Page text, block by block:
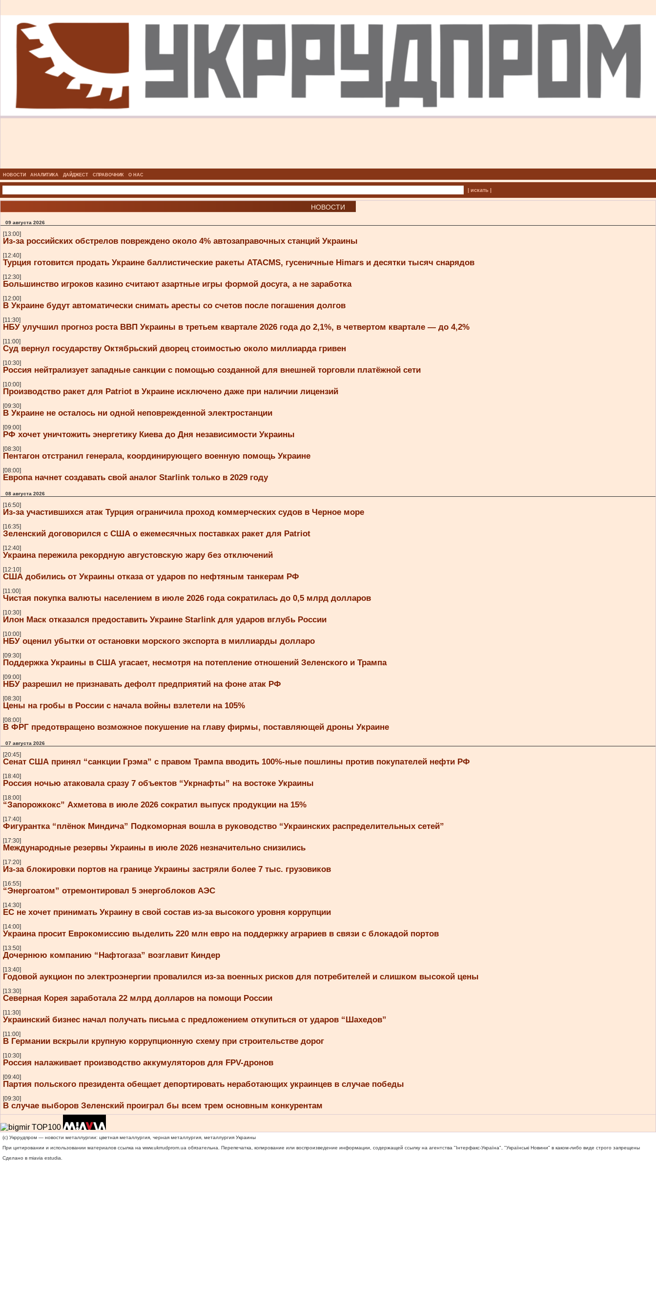
НОВОСТИ АНАЛИТИКА ДАЙДЖЕСТ СПРАВОЧНИК О НАС
| искать |
НОВОСТИ
09 августа 2026
[13:00]
Из-за российских обстрелов повреждено около 4% автозаправочных станций Украины
[12:40]
Турция готовится продать Украине баллистические ракеты ATACMS, гусеничные Himars и десятки тысяч снарядов
[12:30]
Большинство игроков казино считают азартные игры формой досуга, а не заработка
[12:00]
В Украине будут автоматически снимать аресты со счетов после погашения долгов
[11:30]
НБУ улучшил прогноз роста ВВП Украины в третьем квартале 2026 года до 2,1%, в четвертом квартале — до 4,2%
[11:00]
Суд вернул государству Октябрьский дворец стоимостью около миллиарда гривен
[10:30]
Россия нейтрализует западные санкции с помощью созданной для внешней торговли платёжной сети
[10:00]
Производство ракет для Patriot в Украине исключено даже при наличии лицензий
[09:30]
В Украине не осталось ни одной неповрежденной электростанции
[09:00]
РФ хочет уничтожить энергетику Киева до Дня независимости Украины
[08:30]
Пентагон отстранил генерала, координирующего военную помощь Украине
[08:00]
Европа начнет создавать свой аналог Starlink только в 2029 году
08 августа 2026
[16:50]
Из-за участившихся атак Турция ограничила проход коммерческих судов в Черное море
[16:35]
Зеленский договорился с США о ежемесячных поставках ракет для Patriot
[12:40]
Украина пережила рекордную августовскую жару без отключений
[12:10]
США добились от Украины отказа от ударов по нефтяным танкерам РФ
[11:00]
Чистая покупка валюты населением в июле 2026 года сократилась до 0,5 млрд долларов
[10:30]
Илон Маск отказался предоставить Украине Starlink для ударов вглубь России
[10:00]
НБУ оценил убытки от остановки морского экспорта в миллиарды долларо
[09:30]
Поддержка Украины в США угасает, несмотря на потепление отношений Зеленского и Трампа
[09:00]
НБУ разрешил не признавать дефолт предприятий на фоне атак РФ
[08:30]
Цены на гробы в России с начала войны взлетели на 105%
[08:00]
В ФРГ предотвращено возможное покушение на главу фирмы, поставляющей дроны Украине
07 августа 2026
[20:45]
Сенат США принял “санкции Грэма” с правом Трампа вводить 100%-ные пошлины против покупателей нефти РФ
[18:40]
Россия ночью атаковала сразу 7 объектов “Укрнафты” на востоке Украины
[18:00]
“Запорожкокс” Ахметова в июле 2026 сократил выпуск продукции на 15%
[17:40]
Фигурантка “плёнок Миндича” Подкоморная вошла в руководство “Украинских распределительных сетей”
[17:30]
Международные резервы Украины в июле 2026 незначительно снизились
[17:20]
Из-за блокировки портов на границе Украины застряли более 7 тыс. грузовиков
[16:55]
“Энергоатом” отремонтировал 5 энергоблоков АЭС
[14:30]
ЕС не хочет принимать Украину в свой состав из-за высокого уровня коррупции
[14:00]
Украина просит Еврокомиссию выделить 220 млн евро на поддержку аграриев в связи с блокадой портов
[13:50]
Дочернюю компанию “Нафтогаза” возглавит Киндер
[13:40]
Годовой аукцион по электроэнергии провалился из-за военных рисков для потребителей и слишком высокой цены
[13:30]
Северная Корея заработала 22 млрд долларов на помощи России
[11:30]
Украинский бизнес начал получать письма с предложением откупиться от ударов “Шахедов”
[11:00]
В Германии вскрыли крупную коррупционную схему при строительстве дорог
[10:30]
Россия налаживает производство аккумуляторов для FPV-дронов
[09:40]
Партия польского президента обещает депортировать неработающих украинцев в случае победы
[09:30]
В случае выборов Зеленский проиграл бы всем трем основным конкурентам
(c) Укррудпром — новости металлургии: цветная металлургия, черная металлургия, металлургия Украины
При цитировании и использовании материалов ссылка на www.ukrrudprom.ua обязательна. Перепечатка, копирование или воспроизведение информации, содержащей ссылку на агентства "Iнтерфакс-Україна", "Українськi Новини" в каком-либо виде строго запрещены
Сделано в miavia estudia.